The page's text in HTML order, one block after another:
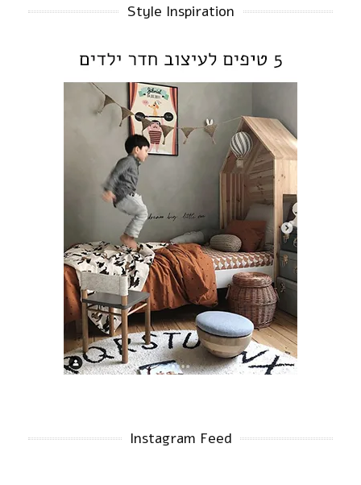
Style Inspiration
Instagram Feed